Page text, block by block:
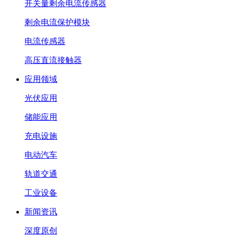
开关量剩余电流传感器
剩余电流保护模块
电流传感器
高压直流接触器
应用领域
光伏应用
储能应用
充电设施
电动汽车
轨道交通
工业设备
新闻资讯
深度原创